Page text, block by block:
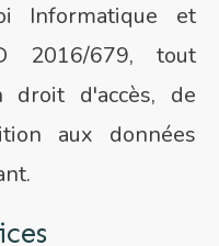
Informatique et
2016/679, tout
droit d'accès, de
aux données